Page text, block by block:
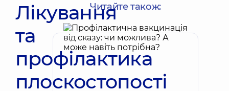
Лікування
та
профілактика
плоскостопості
Читайте також: